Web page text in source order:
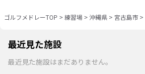
ゴルフメドレーTOP > 練習場 > 沖縄県 > 宮古島市 >
最近見た施設
最近見た施設はまだありません。